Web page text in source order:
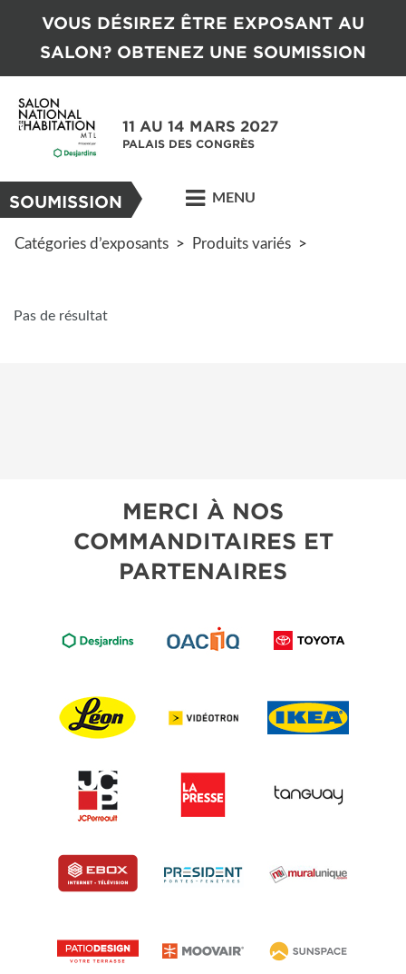
VOUS DÉSIREZ ÊTRE EXPOSANT AU
SALON? OBTENEZ UNE SOUMISSION
11 AU 14 MARS 2027
PALAIS DES CONGRÈS
SOUMISSION MENU
Catégories d’exposants > Produits variés >
Pas de résultat
MERCI À NOS
COMMANDITAIRES ET
PARTENAIRES